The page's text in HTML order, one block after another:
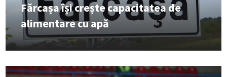
Fărcașa își crește capacitatea de
alimentare cu apă